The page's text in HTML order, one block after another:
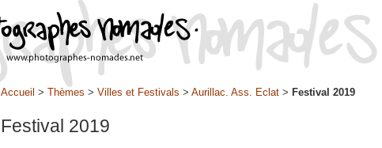
Accueil > Thèmes > Villes et Festivals > Aurillac. Ass. Eclat> Festival 2019
Festival 2019